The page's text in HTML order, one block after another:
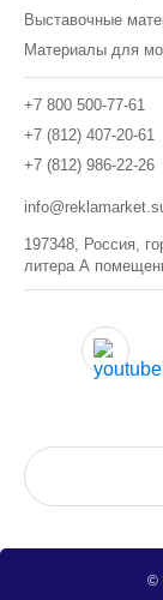
Выставочные
Материалы для
+7 800 500-77-61
+7 (812) 407-20-61
+7 (812) 986-22-26
197348, Россия,
литера А
©